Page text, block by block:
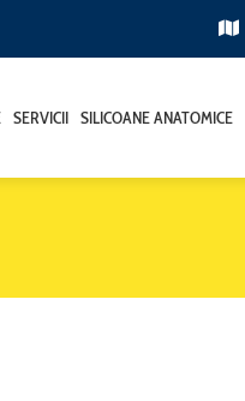
SERVICII SILICOANE ANATOMICE